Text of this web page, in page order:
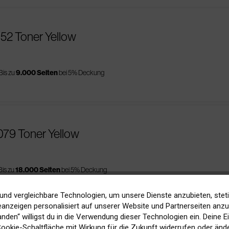
Toner Yellow
zu9.000 Seitenbei 5% Deckung
Toner Yellow
zu18.000 Seitenbei 5% Deckung
vergleichbare Technologien, um unsere Dienste anzubieten,
personalisiert auf unserer Website und Partnerseiten
willigst du in die Verwendung dieser Technologien ein. Deine